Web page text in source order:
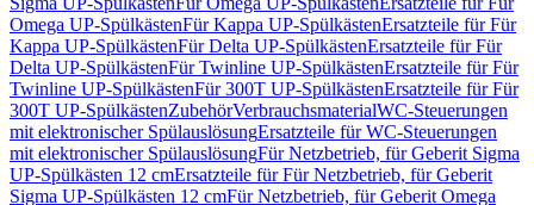
Omega UP-SpülkästenFür Kappa UP-SpülkästenErsatzteile für Für
Kappa UP-SpülkästenFür Delta UP-SpülkästenErsatzteile für Für
Delta UP-SpülkästenFür Twinline UP-SpülkästenErsatzteile für Für
Twinline UP-SpülkästenFür 300T UP-SpülkästenErsatzteile für Für
300T UP-SpülkästenZubehörVerbrauchsmaterialWC-Steuerungen
mit elektronischer SpülauslösungErsatzteile für WC-Steuerungen
mit elektronischer SpülauslösungFür Netzbetrieb, für Geberit Sigma
UP-Spülkästen 12 cmErsatzteile für Für Netzbetrieb, für Geberit
Sigma UP-Spülkästen 12 cmFür Netzbetrieb, für Geberit Omega